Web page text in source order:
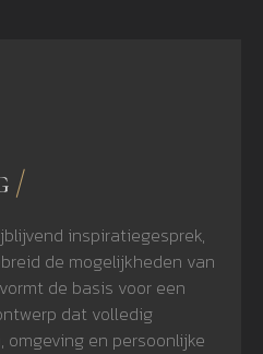
inspiratiegesprek,
de mogelijkheden van
de basis voor een
dat volledig
en persoonlijke